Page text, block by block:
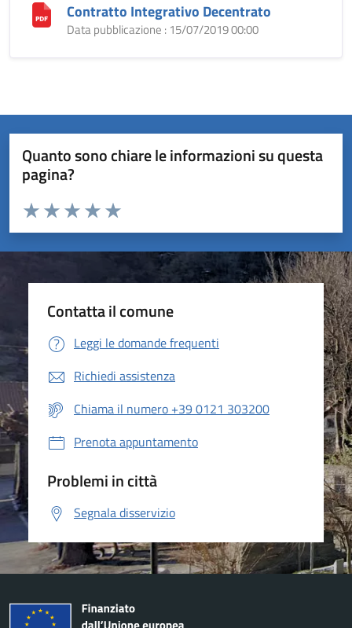
Contratto Integrativo Decentrato
Data pubblicazione : 15/07/2019 00:00
Quanto sono chiare le informazioni su questa
pagina?
Valuta da 1 a 5 stelle la pagina
Valuta 5 stelle su 5
Valuta 4 stelle su 5
Valuta 3 stelle su 5
Valuta 2 stelle su 5
Valuta 1 stelle su 5
Contatta il comune
Leggi le domande frequenti
Richiedi assistenza
Chiama il numero +39 0121 303200
Prenota appuntamento
Problemi in città
Segnala disservizio